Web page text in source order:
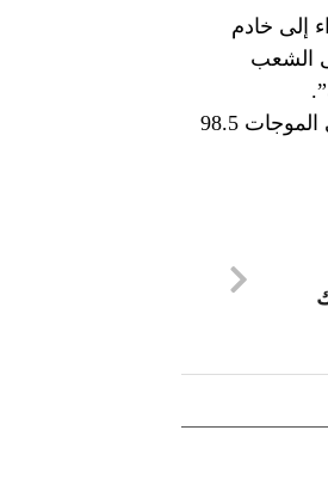
إلى خادم
الشعب
============ليال بيطار تابعوا أخبار الوكالة الوطنية للاعلام عبر أثير إذاعة لبنان على الموجات 98.5